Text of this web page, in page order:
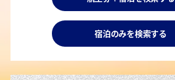
宿泊のみを検索する